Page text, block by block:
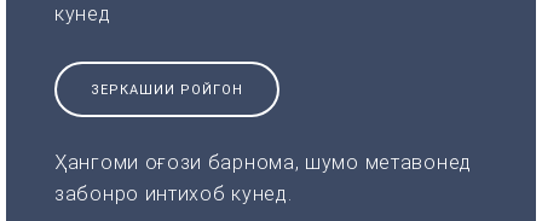
кунед
ЗЕРКАШИИ РОЙГОН
Ҳангоми оғози барнома, шумо метавонед
забонро интихоб кунед.